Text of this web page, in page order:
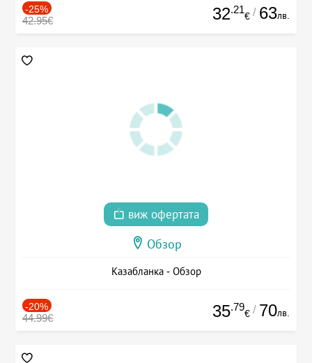
-25%
42.95€ 32.21
€ / 63лв.
виж офертата
Обзор
Казабланка - Обзор
-20%
44.99€ 35.79
€ / 70лв.